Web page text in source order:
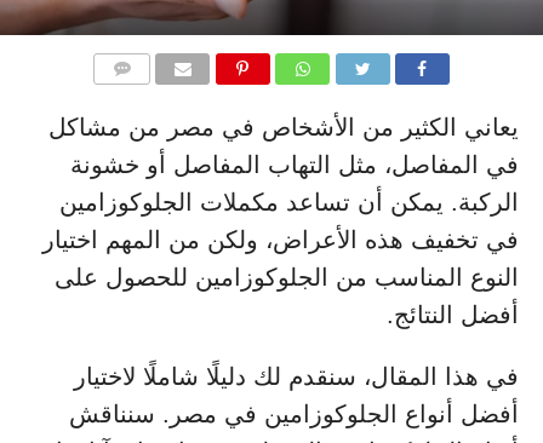
يعاني الكثير من الأشخاص في مصر من مشاكل
في المفاصل، مثل التهاب المفاصل أو خشونة
الركبة. يمكن أن تساعد مكملات الجلوكوزامين
في تخفيف هذه الأعراض، ولكن من المهم اختيار
النوع المناسب من الجلوكوزامين للحصول على
أفضل النتائج.
في هذا المقال، سنقدم لك دليلًا شاملًا لاختيار
أفضل أنواع الجلوكوزامين في مصر. سنناقش